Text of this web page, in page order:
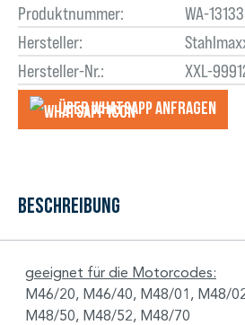
Produktnummer:
WA-13133
Hersteller:
Hersteller-Nr.:
XXL-
Über WhatsApp anfragеn
Beschreibung
geeignet für die Motorcodes:
M46/20, M46/40, M48/01, M48/
M48/50, M48/52, M48/70